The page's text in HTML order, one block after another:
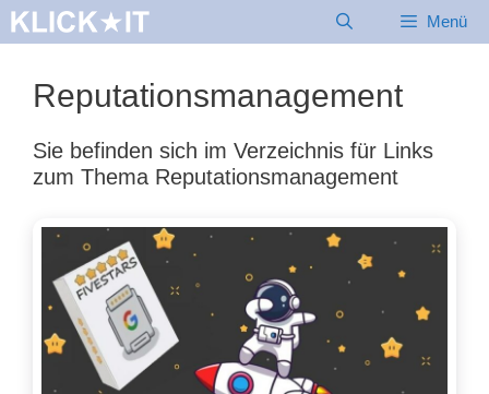
Zum
Inhalt
Menü
Reputationsmanagement
Sie befinden sich im Verzeichnis für Links
zum Thema Reputationsmanagement